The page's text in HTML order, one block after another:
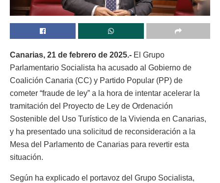
Canarias, 21 de febrero de 2025.- El Grupo
Parlamentario Socialista ha acusado al Gobierno de
Coalición Canaria (CC) y Partido Popular (PP) de
cometer “fraude de ley” a la hora de intentar acelerar la
tramitación del Proyecto de Ley de Ordenación
Sostenible del Uso Turístico de la Vivienda en Canarias,
y ha presentado una solicitud de reconsideración a la
Mesa del Parlamento de Canarias para revertir esta
situación.
Según ha explicado el portavoz del Grupo Socialista,